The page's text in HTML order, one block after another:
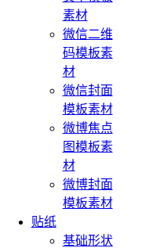
素材
微信二维
码模板素
材
微信封面
模板素材
微博焦点
图模板素
材
微博封面
模板素材
贴纸
基础形状